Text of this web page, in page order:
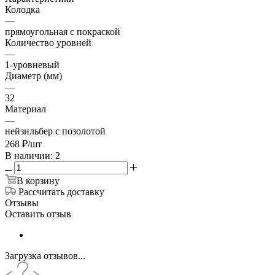
Колодка
—
прямоугольная с покраской
Количество уровней
—
1-уровневый
Диаметр (мм)
—
32
Материал
—
нейзильбер с позолотой
268 ₽/шт
В наличии: 2
В корзину
Рассчитать доставку
Отзывы
Оставить отзыв
Загрузка отзывов...